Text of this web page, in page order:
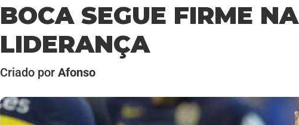
BOCA SEGUE FIRME NA
LIDERANÇA
Criado por Afonso